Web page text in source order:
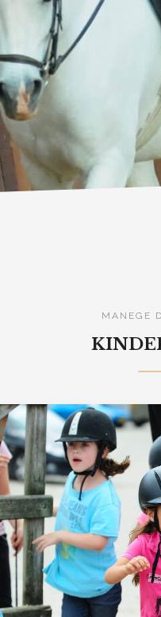
MANEGE